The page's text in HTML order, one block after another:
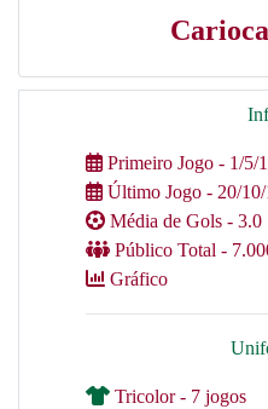
Primeiro Jogo - 1/5/
Último Jogo - 20/
Média de Gols - 3.0
Público Total -
Gráfico
Tricolor - 7 jogos